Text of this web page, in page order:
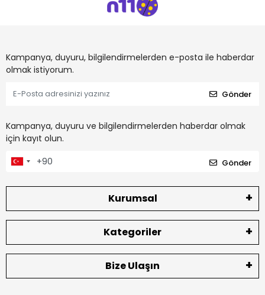
Kampanya, duyuru, bilgilendirmelerden e-posta ile haberdar
olmak istiyorum.
Gönder
Kampanya, duyuru ve bilgilendirmelerden haberdar olmak
için kayıt olun.
Gönder
Kurumsal
Kategoriler
Bize Ulaşın